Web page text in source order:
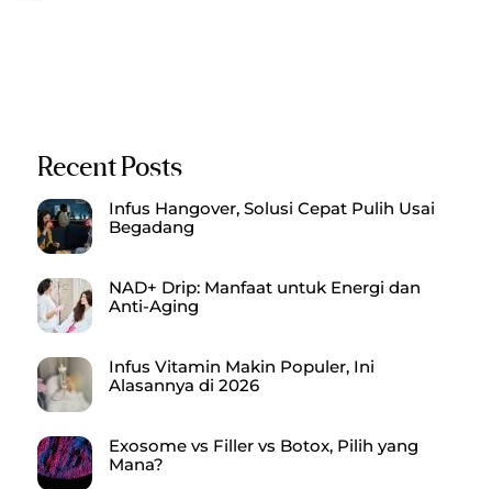
Recent Posts
Infus Hangover, Solusi Cepat Pulih Usai
Begadang
NAD+ Drip: Manfaat untuk Energi dan
Anti-Aging
Infus Vitamin Makin Populer, Ini
Alasannya di 2026
Exosome vs Filler vs Botox, Pilih yang
Mana?